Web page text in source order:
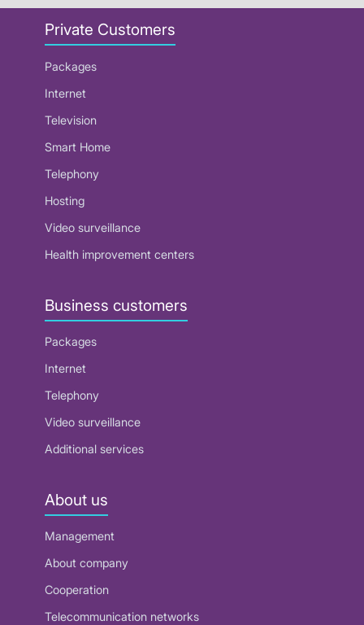
Private Customers
Packages
Internet
Television
Smart Home
Telephony
Hosting
Video surveillance
Health improvement centers
Business customers
Packages
Internet
Telephony
Video surveillance
Additional services
About us
Management
About company
Cooperation
Telecommunication networks